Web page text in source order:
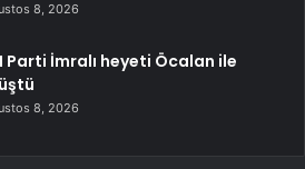
8, 2026
Parti İmralı heyeti Öcalan ile
8, 2026